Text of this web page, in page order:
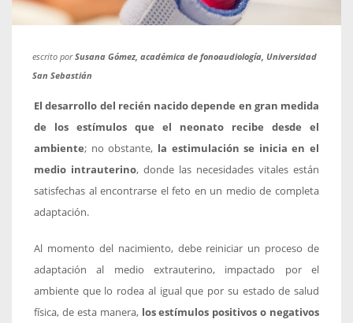
escrito porSusana Gómez, académica de fonoaudiología, Universidad
San Sebastián
El desarrollo del recién nacido depende en gran medida
de los estímulos que el neonato recibe desde el
ambiente; no obstante, la estimulación se inicia en el
medio intrauterino, donde las necesidades vitales están
satisfechas al encontrarse el feto en un medio de completa
adaptación.
Al momento del nacimiento, debe reiniciar un proceso de
adaptación al medio extrauterino, impactado por el
ambiente que lo rodea al igual que por su estado de salud
física, de esta manera,los estímulos positivos o negativos